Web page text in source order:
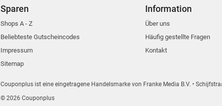
Sparen
Shops A - Z
Beliebteste Gutscheincodes
Impressum
Sitemap
Information
Über uns
Häufig gestellte Fragen
Kontakt
Couponplus ist eine eingetragene Handelsmarke von Franke Media B.V.
© 2026 Couponplus